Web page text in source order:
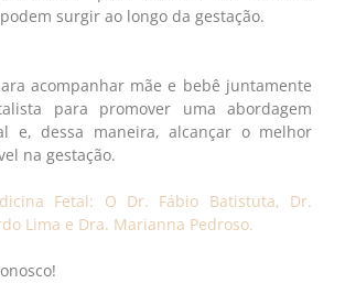
surgir ao longo da gestação.
acompanhar mãe e bebê juntamente
para promover uma abordagem
e, dessa maneira, alcançar o melhor
na gestação.
Fetal: O Dr. Fábio Batistuta, Dr.
Lima e Dra. Marianna Pedroso.